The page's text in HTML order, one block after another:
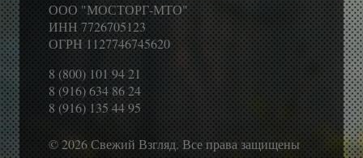
ООО "МОСТОРГ-МТО"
ИНН 7726705123
ОГРН 1127746745620
8 (800) 101 94 21
8 (916) 634 86 24
8 (916) 135 44 95
© 2026 Свежий Взгляд. Все права защищены